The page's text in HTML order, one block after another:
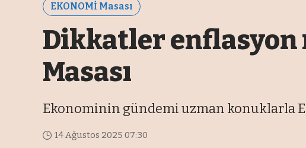
EKONOMİ Masası
Dikkatler enflasyon
Masası
Ekonominin gündemi uzman konuklarla
14 Ağustos 2025 07:30